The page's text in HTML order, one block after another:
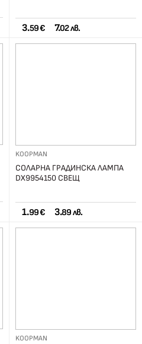
3.59 € 7.02 лв.
KOOPMAN
СОЛАРНА ГРАДИНСКА ЛАМПА
DX9954150 СВЕЩ
1.99 € 3.89 лв.
KOOPMAN